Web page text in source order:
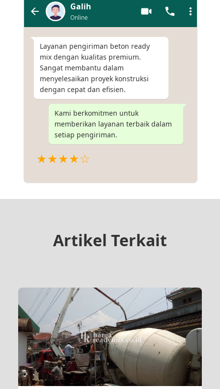
Galih
Online
Layanan pengiriman beton ready
mix dengan kualitas premium.
Sangat membantu dalam
menyelesaikan proyek konstruksi
dengan cepat dan efisien.
Kami berkomitmen untuk
memberikan layanan terbaik dalam
setiap pengiriman.
★★★★☆
Artikel Terkait